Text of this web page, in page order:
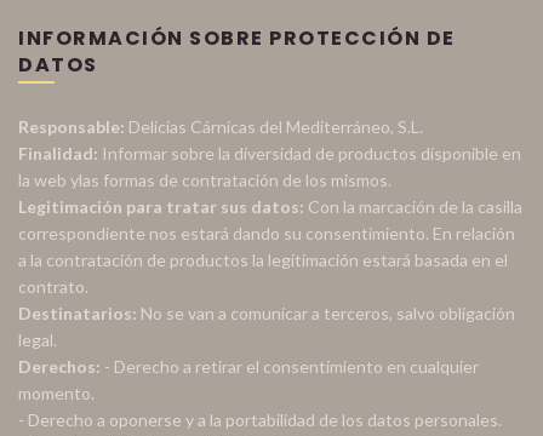
INFORMACIÓN SOBRE PROTECCIÓN DE
DATOS
Responsable: Delicias Cárnicas del Mediterráneo, S.L.
Finalidad: Informar sobre la diversidad de productos disponible en
la web ylas formas de contratación de los mismos.
Legitimación para tratar sus datos: Con la marcación de la casilla
correspondiente nos estará dando su consentimiento. En relación
a la contratación de productos la legitimación estará basada en el
contrato.
Destinatarios: No se van a comunicar a terceros, salvo obligación
legal.
Derechos: - Derecho a retirar el consentimiento en cualquier
momento.
- Derecho a oponerse y a la portabilidad de los datos personales.